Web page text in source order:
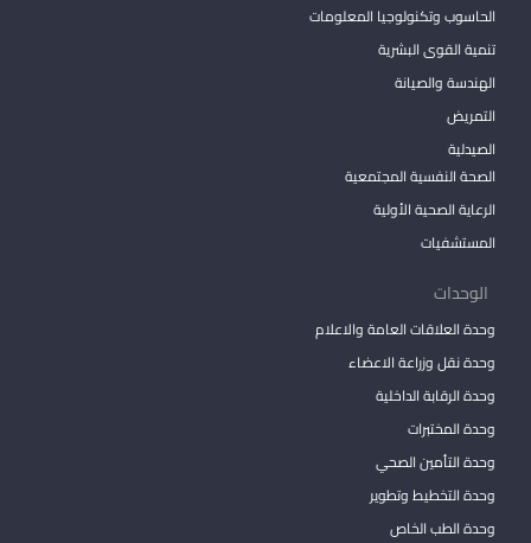
الحاسوب وتكنولوجيا المعلومات
تنمية القوى البشرية
الهندسة والصيانة
التمريض
الصيدلية
الصحة النفسية المجتمعية
الرعاية الصحية الأولية
المستشفيات
الوحدات
وحدة العلاقات العامة والاعلام
وحدة نقل وزراعة الاعضاء
وحدة الرقابة الداخلية
وحدة المختبرات
وحدة التأمين الصحي
وحدة التخطيط وتطوير
وحدة الطب الخاص